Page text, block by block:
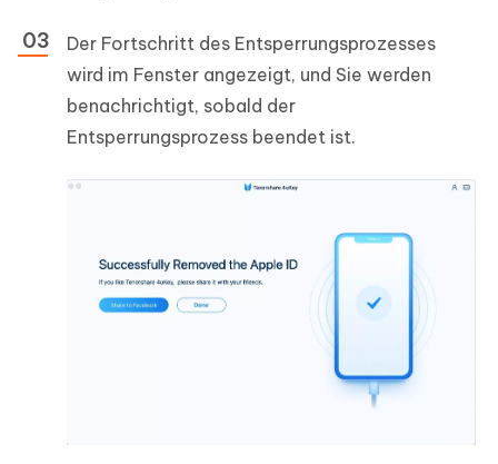
Der Fortschritt des Entsperrungsprozesses
wird im Fenster angezeigt, und Sie werden
benachrichtigt, sobald der
Entsperrungsprozess beendet ist.